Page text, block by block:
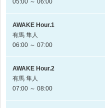
05:00 ～ 06:00
AWAKE Hour.1
有馬 隼人
06:00 ～ 07:00
AWAKE Hour.2
有馬 隼人
07:00 ～ 08:00